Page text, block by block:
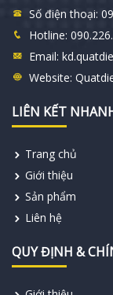
Số điện thoại:
Hotline:
Email:
Website:
LIÊN KẾT
Trang chủ
Giới thiệu
Sản phẩm
Liên hệ
QUY ĐỊNH &